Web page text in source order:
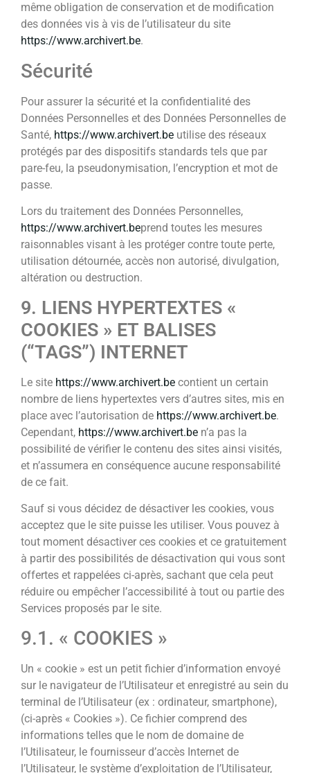
même obligation de conservation et de modification
des données vis à vis de l’utilisateur du site
https://www.archivert.be.
Sécurité
Pour assurer la sécurité et la confidentialité des
Données Personnelles et des Données Personnelles de
Santé, https://www.archivert.be utilise des réseaux
protégés par des dispositifs standards tels que par
pare-feu, la pseudonymisation, l’encryption et mot de
passe.
Lors du traitement des Données Personnelles,
https://www.archivert.beprend toutes les mesures
raisonnables visant à les protéger contre toute perte,
utilisation détournée, accès non autorisé, divulgation,
altération ou destruction.
9. LIENS HYPERTEXTES «
COOKIES » ET BALISES
(“TAGS”) INTERNET
Le site https://www.archivert.be contient un certain
nombre de liens hypertextes vers d’autres sites, mis en
place avec l’autorisation de https://www.archivert.be.
Cependant, https://www.archivert.be n’a pas la
possibilité de vérifier le contenu des sites ainsi visités,
et n’assumera en conséquence aucune responsabilité
de ce fait.
Sauf si vous décidez de désactiver les cookies, vous
acceptez que le site puisse les utiliser. Vous pouvez à
tout moment désactiver ces cookies et ce gratuitement
à partir des possibilités de désactivation qui vous sont
offertes et rappelées ci-après, sachant que cela peut
réduire ou empêcher l’accessibilité à tout ou partie des
Services proposés par le site.
9.1. « COOKIES »
Un « cookie » est un petit fichier d’information envoyé
sur le navigateur de l’Utilisateur et enregistré au sein du
terminal de l’Utilisateur (ex : ordinateur, smartphone),
(ci-après « Cookies »). Ce fichier comprend des
informations telles que le nom de domaine de
l’Utilisateur, le fournisseur d’accès Internet de
l’Utilisateur, le système d’exploitation de l’Utilisateur,